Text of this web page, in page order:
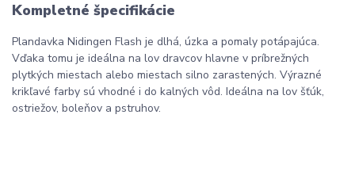
Kompletné špecifikácie
Plandavka Nidingen Flash je dlhá, úzka a pomaly potápajúca.
Vďaka tomu je ideálna na lov dravcov hlavne v príbrežných
plytkých miestach alebo miestach silno zarastených. Výrazné
krikľavé farby sú vhodné i do kalných vôd. Ideálna na lov šťúk,
ostriežov, boleňov a pstruhov.